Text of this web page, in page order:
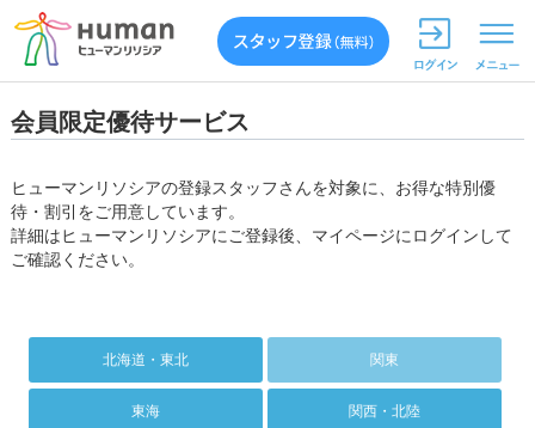
会員限定優待サービス
ヒューマンリソシアの登録スタッフさんを対象に、お得な特別優
待・割引をご用意しています。
詳細はヒューマンリソシアにご登録後、マイページにログインして
ご確認ください。
北海道・東北 関東
東海 関西・北陸